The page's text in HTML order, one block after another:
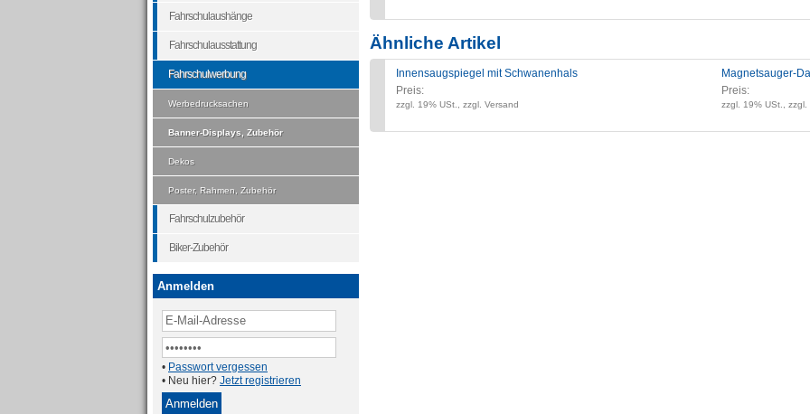
Ähnliche Artikel
Innensaugspiegel mit Schwanenhals
Preis:
zzgl. 19% USt., zzgl. Versand
Magnetsauger-
Preis:
zzgl. 19% USt., zzgl.
Fahrschulaushänge
Fahrschulausstattung
Fahrschulwerbung
Werbedrucksachen
Banner-Displays, Zubehör
Dekos
Poster, Rahmen, Zubehör
Fahrschulzubehör
Biker-Zubehör
Anmelden
• Passwort vergessen
• Neu hier? Jetzt registrieren